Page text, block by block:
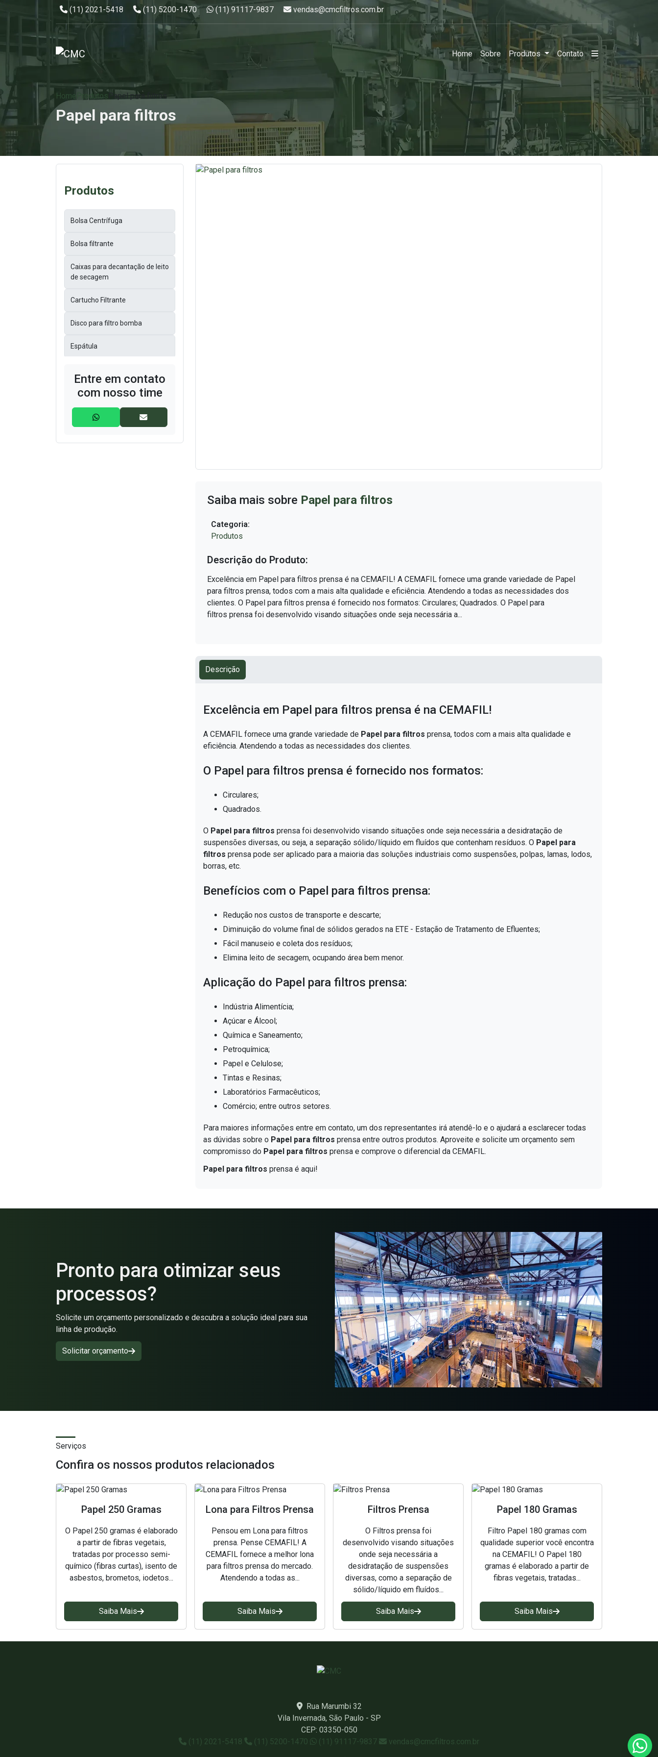
Telefone:
(11) 2021-5418 Telefone:
(11) 5200-1470 WhatsApp:
(11) 91117-9837 E-mail:
vendas@cmcfiltros.com.br
Home Sobre Produtos Contato
Home Produtos Papel para filtros
Papel para filtros
Saiba mais sobre Papel para filtros
Categoria:
Produtos
Descrição do Produto:
Excelência em Papel para filtros prensa é na CEMAFIL! A CEMAFIL fornece uma grande variedade de Papel
para filtros prensa, todos com a mais alta qualidade e eficiência. Atendendo a todas as necessidades dos
clientes. O Papel para filtros prensa é fornecido nos formatos: Circulares; Quadrados. O Papel para
filtros prensa foi desenvolvido visando situações onde seja necessária a...
Descrição
Excelência em Papel para filtros prensa é na CEMAFIL!
A CEMAFIL fornece uma grande variedade de Papel para filtros prensa, todos com a mais alta qualidade e
eficiência. Atendendo a todas as necessidades dos clientes.
O Papel para filtros prensa é fornecido nos formatos:
Circulares;
Quadrados.
O Papel para filtros prensa foi desenvolvido visando situações onde seja necessária a desidratação de
suspensões diversas, ou seja, a separação sólido/líquido em fluídos que contenham resíduos. O Papel para
filtros prensa pode ser aplicado para a maioria das soluções industriais como suspensões, polpas, lamas, lodos,
borras, etc.
Benefícios com o Papel para filtros prensa:
Redução nos custos de transporte e descarte;
Diminuição do volume final de sólidos gerados na ETE - Estação de Tratamento de Efluentes;
Fácil manuseio e coleta dos resíduos;
Elimina leito de secagem, ocupando área bem menor.
Aplicação do Papel para filtros prensa:
Indústria Alimentícia;
Açúcar e Álcool;
Química e Saneamento;
Petroquímica;
Papel e Celulose;
Tintas e Resinas;
Laboratórios Farmacêuticos;
Comércio; entre outros setores.
Para maiores informações entre em contato, um dos representantes irá atendê-lo e o ajudará a esclarecer todas
as dúvidas sobre o Papel para filtros prensa entre outros produtos. Aproveite e solicite um orçamento sem
compromisso do Papel para filtros prensa e comprove o diferencial da CEMAFIL.
Papel para filtros prensa é aqui!
Produtos
Bolsa Centrífuga
Bolsa filtrante
Caixas para decantação de leito
de secagem
Cartucho Filtrante
Disco para filtro bomba
Espátula
Filtros Bolsas
Filtros de Manga
Entre em contato
com nosso time
Pronto para otimizar seus
processos?
Solicite um orçamento personalizado e descubra a solução ideal para sua
linha de produção.
Solicitar orçamento
Serviços
Confira os nossos produtos relacionados
Papel 250 Gramas
O Papel 250 gramas é elaborado
a partir de fibras vegetais,
tratadas por processo semi-
químico (fibras curtas), isento de
asbestos, brometos, iodetos...
Saiba Mais
Lona para Filtros Prensa
Pensou em Lona para filtros
prensa. Pense CEMAFIL! A
CEMAFIL fornece a melhor lona
para filtros prensa do mercado.
Atendendo a todas as...
Saiba Mais
Filtros Prensa
O Filtros prensa foi
desenvolvido visando situações
onde seja necessária a
desidratação de suspensões
diversas, como a separação de
sólido/líquido em fluídos...
Saiba Mais
Papel 180 Gramas
Filtro Papel 180 gramas com
qualidade superior você encontra
na CEMAFIL! O Papel 180
gramas é elaborado a partir de
fibras vegetais, tratadas...
Saiba Mais
Rua Marumbi 32
Vila Invernada, São Paulo - SP
CEP: 03350-050
(11) 2021-5418
(11) 5200-1470 (11) 91117-9837 vendas@cmcfiltros.com.br